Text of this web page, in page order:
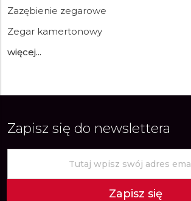
Zazębienie zegarowe
Zegar kamertonowy
więcej...
Zapisz się do newslettera
Zapisz się